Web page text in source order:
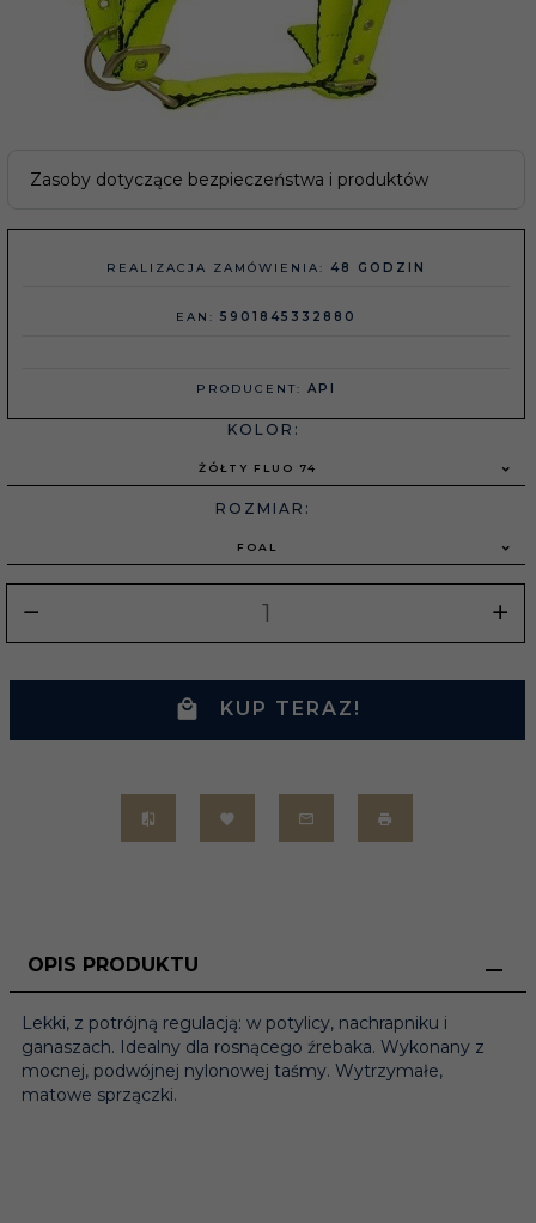
Zasoby dotyczące bezpieczeństwa i produktów
REALIZACJA ZAMÓWIENIA: 48 GODZIN
EAN: 5901845332880
PRODUCENT: API
KOLOR:
ŻÓŁTY FLUO 74
ROZMIAR:
FOAL
KUP TERAZ!
OPIS PRODUKTU
Lekki, z potrójną regulacją: w potylicy, nachrapniku i
ganaszach. Idealny dla rosnącego źrebaka. Wykonany z
mocnej, podwójnej nylonowej taśmy. Wytrzymałe,
matowe sprzączki.